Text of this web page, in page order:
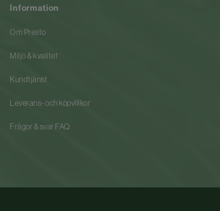
Information
Om Presto
Miljö & kvalitet
Kundtjänst
Leverans- och köpvillkor
Frågor & svar FAQ